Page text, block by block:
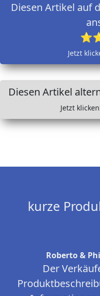
Diesen Artikel auf
Jetzt
Diesen Artikel
Jetzt
kurze
Roberto &
Der